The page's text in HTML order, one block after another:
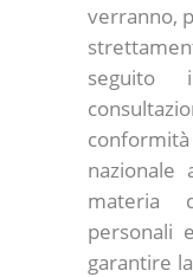
verranno,
seguito
nazionale
materia
personali
garantire